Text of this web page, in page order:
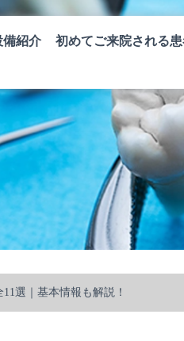
備紹介 初めてご来院される
選｜基本情報も解説！